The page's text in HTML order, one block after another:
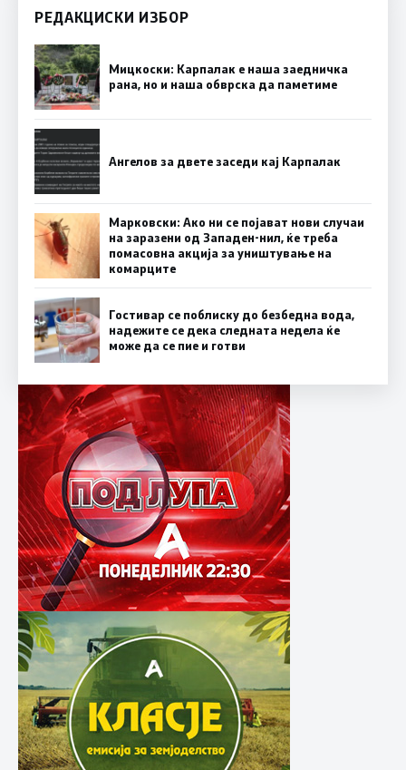
РЕДАКЦИСКИ ИЗБОР
Мицкоски: Карпалак е наша заедничка
рана, но и наша обврска да паметиме
Ангелов за двете заседи кај Карпалак
Марковски: Ако ни се појават нови случаи
на заразени од Западен-нил, ќе треба
помасовна акција за уништување на
комарците
Гостивар се поблиску до безбедна вода,
надежите се дека следната недела ќе
може да се пие и готви